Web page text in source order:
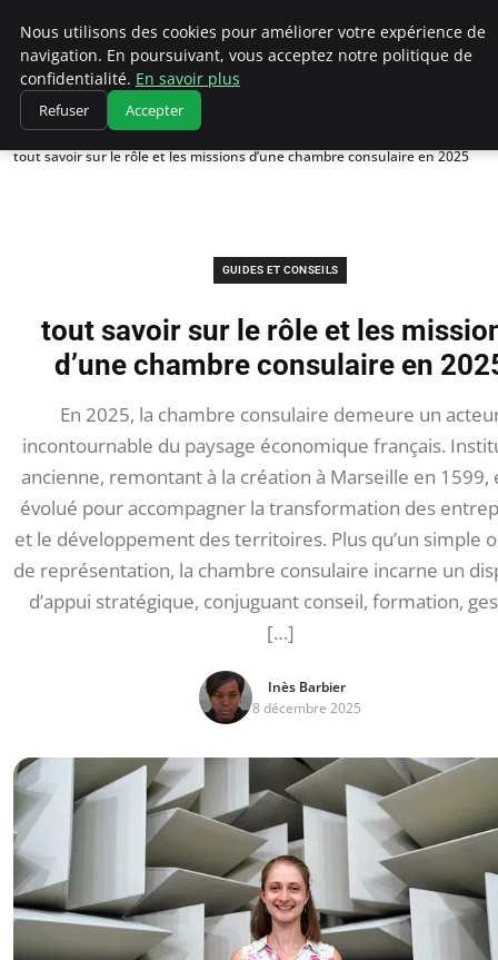
Chasseur De Tête
Accueil
Guides et Conseils
tout savoir sur le rôle et les missions d’une chambre consulaire en 2025
GUIDES ET CONSEILS
tout savoir sur le rôle et les
d’une chambre consulaire en
En 2025, la chambre consulaire demeure un
incontournable du paysage économique français.
ancienne, remontant à la création à Marseille en 1599,
évolué pour accompagner la transformation des
et le développement des territoires. Plus qu’un simple
de représentation, la chambre consulaire incarne un
d’appui stratégique, conjuguant conseil, formation,
[…]
Inès Barbier
8 décembre 2025
Nous utilisons des cookies pour améliorer votre expérience de
navigation. En poursuivant, vous acceptez notre politique de
confidentialité. En savoir plus
Refuser Accepter